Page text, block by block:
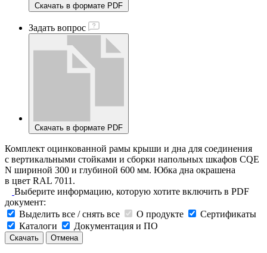
Скачать в формате PDF
Задать вопрос
Скачать в формате PDF
Комплект оцинкованной рамы крыши и дна для соединения
с вертикальными стойками и сборки напольных шкафов CQE
N шириной 300 и глубиной 600 мм. Юбка дна окрашена
в цвет RAL 7011.
Выберите информацию, которую хотите включить в PDF
документ:
Выделить все / снять все
О продукте
Сертификаты
Каталоги
Документация и ПО
Скачать Отмена